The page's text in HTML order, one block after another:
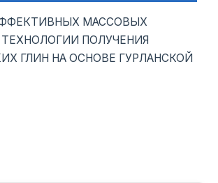
МАССОВЫХ
ПОЛУЧЕНИЯ
ГЛИН НА ОСНОВЕ ГУРЛАНСКОЙ